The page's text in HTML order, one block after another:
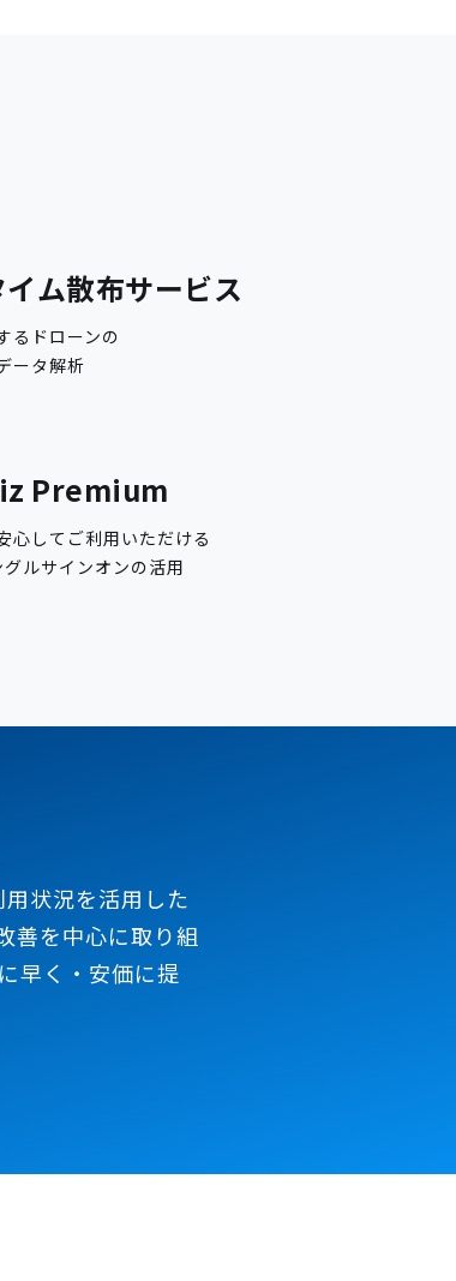
るドローンの
ータ解析
心してご利用いただける
ルサインオンの活用
状況を活用した
善を中心に取り組
早く・安価に提